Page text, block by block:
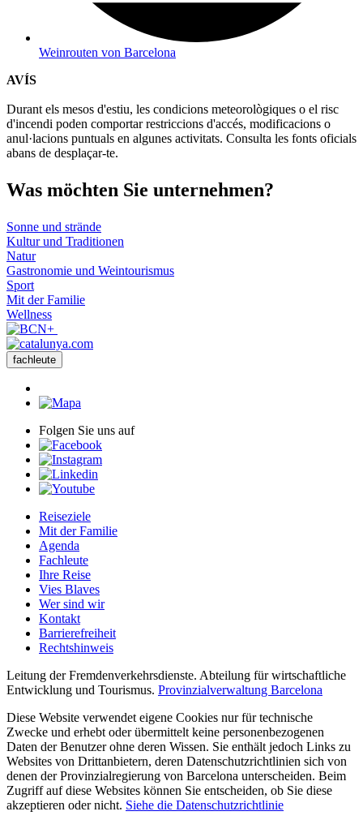
Weinrouten von Barcelona
AVÍS
Durant els mesos d'estiu, les condicions meteorològiques o el risc
d'incendi poden comportar restriccions d'accés, modificacions o
anul·lacions puntuals en algunes activitats. Consulta les fonts oficials
abans de desplaçar-te.
Was möchten Sie unternehmen?
Sonne und strände
Kultur und Traditionen
Natur
Gastronomie und Weintourismus
Sport
Mit der Familie
Wellness
fachleute
Folgen Sie uns auf
Reiseziele
Mit der Familie
Agenda
Fachleute
Ihre Reise
Vies Blaves
Wer sind wir
Kontakt
Barrierefreiheit
Rechtshinweis
Leitung der Fremdenverkehrsdienste. Abteilung für wirtschaftliche
Entwicklung und Tourismus. Provinzialverwaltung Barcelona
Diese Website verwendet eigene Cookies nur für technische
Zwecke und erhebt oder übermittelt keine personenbezogenen
Daten der Benutzer ohne deren Wissen. Sie enthält jedoch Links zu
Websites von Drittanbietern, deren Datenschutzrichtlinien sich von
denen der Provinzialregierung von Barcelona unterscheiden. Beim
Zugriff auf diese Websites können Sie entscheiden, ob Sie diese
akzeptieren oder nicht. Siehe die Datenschutzrichtlinie